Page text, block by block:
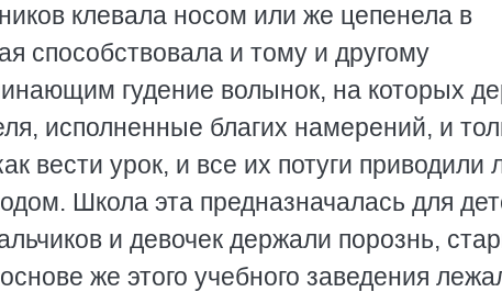
клевала носом или же цепенела в
способствовала и тому и другому
гудение волынок, на которых
исполненные благих намерений, и
вести урок, и все их потуги приводили
Школа эта предназначалась для
и девочек держали порознь,
же этого учебного заведения